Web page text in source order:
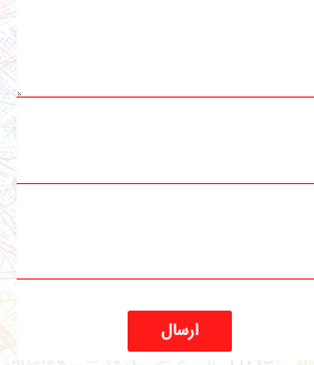
ارسال